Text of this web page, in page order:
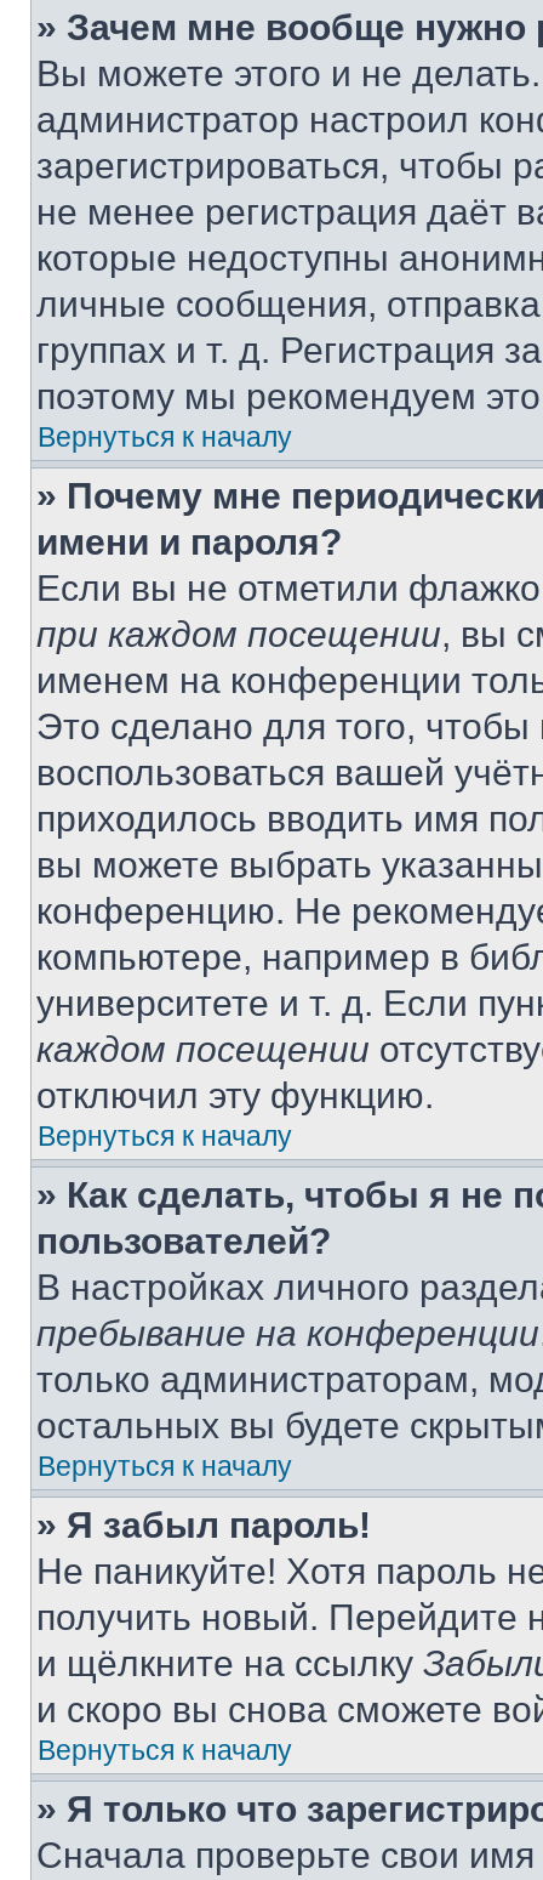
» Зачем мне вообще нужно
Вы можете этого и не
администратор настроил
зарегистрироваться, чтобы
не менее регистрация даёт
которые недоступны
личные сообщения,
группах и т. д. Регистрация
поэтому мы рекомендуем
Вернуться к началу
» Почему мне
имени и пароля?
Если вы не отметили
при каждом посещении, вы
именем на конференции
Это сделано для того, чтобы
воспользоваться вашей
приходилось вводить имя
вы можете выбрать
конференцию. Не
компьютере, например в
университете и т. д. Если
каждом посещении
отключил эту функцию.
Вернуться к началу
» Как сделать, чтобы я не
пользователей?
В настройках личного
пребывание на конференции
только администраторам,
остальных вы будете
Вернуться к началу
» Я забыл пароль!
Не паникуйте! Хотя пароль
получить новый. Перейдите
и щёлкните на ссылку
и скоро вы снова сможете
Вернуться к началу
» Я только что
Сначала проверьте свои